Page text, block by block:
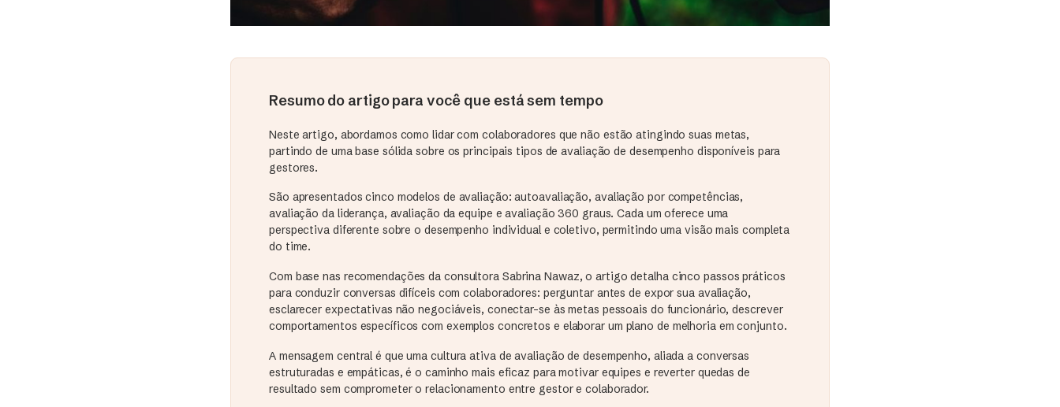
Resumo do artigo para você que está sem tempo
Neste artigo, abordamos como lidar com colaboradores que não estão atingindo suas metas,
partindo de uma base sólida sobre os principais tipos de avaliação de desempenho disponíveis para
gestores.
São apresentados cinco modelos de avaliação: autoavaliação, avaliação por competências,
avaliação da liderança, avaliação da equipe e avaliação 360 graus. Cada um oferece uma
perspectiva diferente sobre o desempenho individual e coletivo, permitindo uma visão mais completa
do time.
Com base nas recomendações da consultora Sabrina Nawaz, o artigo detalha cinco passos práticos
para conduzir conversas difíceis com colaboradores: perguntar antes de expor sua avaliação,
esclarecer expectativas não negociáveis, conectar-se às metas pessoais do funcionário, descrever
comportamentos específicos com exemplos concretos e elaborar um plano de melhoria em conjunto.
A mensagem central é que uma cultura ativa de avaliação de desempenho, aliada a conversas
estruturadas e empáticas, é o caminho mais eficaz para motivar equipes e reverter quedas de
resultado sem comprometer o relacionamento entre gestor e colaborador.